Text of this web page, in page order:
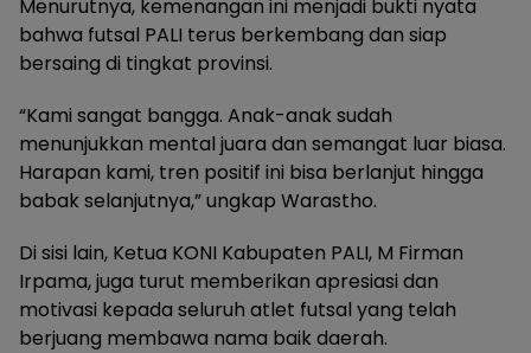
Menurutnya, kemenangan ini menjadi bukti nyata
bahwa futsal PALI terus berkembang dan siap
bersaing di tingkat provinsi.
“Kami sangat bangga. Anak-anak sudah
menunjukkan mental juara dan semangat luar biasa.
Harapan kami, tren positif ini bisa berlanjut hingga
babak selanjutnya,” ungkap Warastho.
Di sisi lain, Ketua KONI Kabupaten PALI, M Firman
Irpama, juga turut memberikan apresiasi dan
motivasi kepada seluruh atlet futsal yang telah
berjuang membawa nama baik daerah.